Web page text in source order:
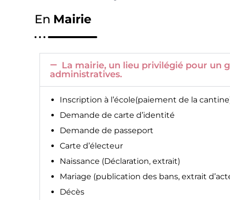
En Mairie
La mairie, un lieu privilégié pour un
administratives.
Inscription à l’école(paiement de la
Demande de carte d’identité
Demande de passeport
Carte d’électeur
Naissance (Déclaration, extrait)
Mariage (publication des bans, extrait
Décès